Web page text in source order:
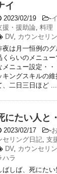
イ
2023/02/19 -
援・援助論, 料理
DV, カウンセリ
夜は月一恒例の
くらいのメニュ
メニュー設定・
キングスキルの
、二日三日ほど ...
にたい人と
2023/02/17 -
セリング日記, 支
DV, カウンセリ
ハラ
ばしば、死にた